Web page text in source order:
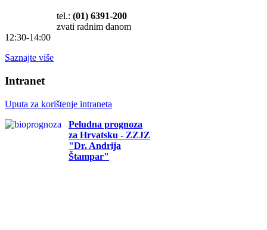
tel.: (01) 6391-200
zvati radnim danom
12:30-14:00
Saznajte više
Intranet
Uputa za korištenje intraneta
Peludna prognoza
za Hrvatsku - ZZJZ
"Dr. Andrija
Štampar"